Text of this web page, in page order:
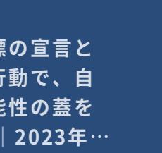
の宣言と
動で、自
性の蓋を
2023年度